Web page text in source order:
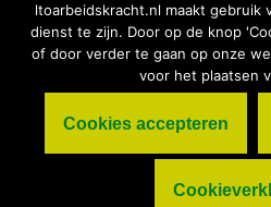
© LTO
voorwaarden|
ltoarbeidskracht.nl maakt gebruik
dienst te zijn. Door op de knop
of door verder te gaan op onze
voor het plaatsen
Cookies accepteren